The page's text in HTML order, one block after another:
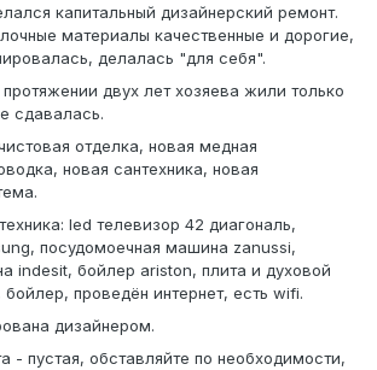
капитальный дизайнерский ремонт.
материалы качественные и дорогие,
делалась "для себя".
двух лет хозяева жили только
сдавалась.
отделка, новая медная
новая сантехника, новая
led телевизор 42 диагональ,
посудомоечная машина zanussi,
indesit, бойлер ariston, плита и духовой
проведён интернет, есть wifi.
дизайнером.
- пустая, обставляйте по необходимости,